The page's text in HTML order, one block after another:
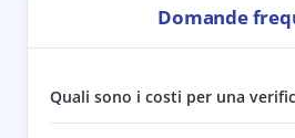
Domande
Quali sono i costi per una